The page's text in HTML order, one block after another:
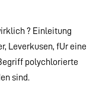
? Einleitung
Leverkusen, fUr eine
polychlorierte
sind.